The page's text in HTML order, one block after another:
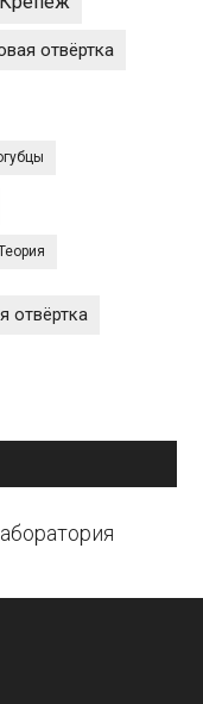
отвёртка
отвёртка